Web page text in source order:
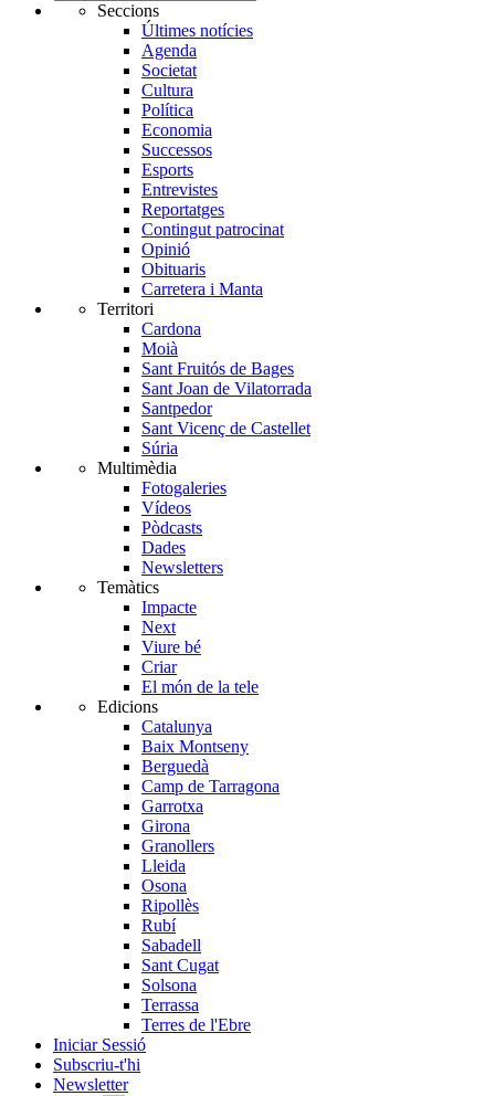
Seccions
Últimes notícies
Agenda
Societat
Cultura
Política
Economia
Successos
Esports
Entrevistes
Reportatges
Contingut patrocinat
Opinió
Obituaris
Carretera i Manta
Territori
Cardona
Moià
Sant Fruitós de Bages
Sant Joan de Vilatorrada
Santpedor
Sant Vicenç de Castellet
Súria
Multimèdia
Fotogaleries
Vídeos
Pòdcasts
Dades
Newsletters
Temàtics
Impacte
Next
Viure bé
Criar
El món de la tele
Edicions
Catalunya
Baix Montseny
Berguedà
Camp de Tarragona
Garrotxa
Girona
Granollers
Lleida
Osona
Ripollès
Rubí
Sabadell
Sant Cugat
Solsona
Terrassa
Terres de l'Ebre
Iniciar Sessió
Subscriu-t'hi
Newsletter